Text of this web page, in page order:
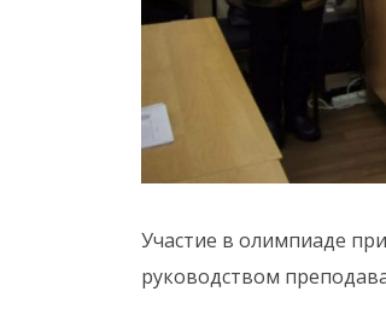
Участие в олимпиаде
руководством